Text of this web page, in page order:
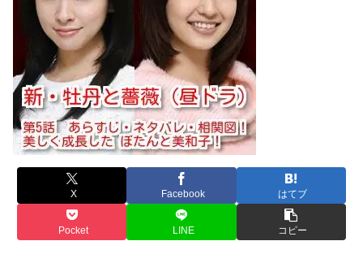
X Facebook はてブ
Pocket LINE コピー